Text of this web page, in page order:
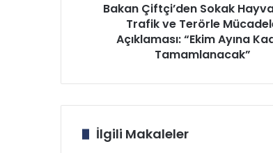
“Ekim
Tamamlanacak”
Bakan Çiftçi’den Sokak
Trafik ve Terörle
Açıklaması: “Ekim Ayına
Tamamlanacak”
İlgili Makaleler